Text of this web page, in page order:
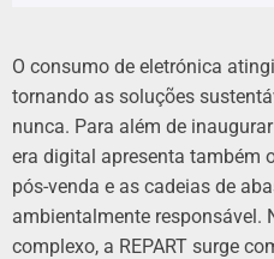
O consumo de eletrónica
tornando as soluções
nunca. Para além de
era digital apresenta também
pós-venda e as cadeias de
ambientalmente responsável.
complexo, a REPART surge